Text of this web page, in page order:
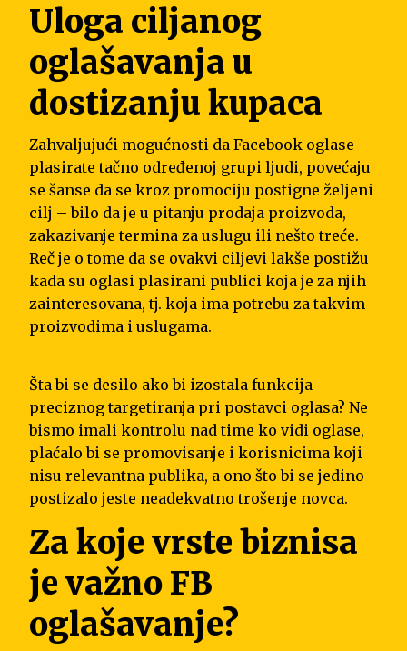
Uloga ciljanog
oglašavanja u
dostizanju kupaca
Zahvaljujući mogućnosti da Facebook oglase
plasirate tačno određenoj grupi ljudi, povećaju
se šanse da se kroz promociju postigne željeni
cilj – bilo da je u pitanju prodaja proizvoda,
zakazivanje termina za uslugu ili nešto treće.
Reč je o tome da se ovakvi ciljevi lakše postižu
kada su oglasi plasirani publici koja je za njih
zainteresovana, tj. koja ima potrebu za takvim
proizvodima i uslugama.
Šta bi se desilo ako bi izostala funkcija
preciznog targetiranja pri postavci oglasa? Ne
bismo imali kontrolu nad time ko vidi oglase,
plaćalo bi se promovisanje i korisnicima koji
nisu relevantna publika, a ono što bi se jedino
postizalo jeste neadekvatno trošenje novca.
Za koje vrste biznisa
je važno FB
oglašavanje?